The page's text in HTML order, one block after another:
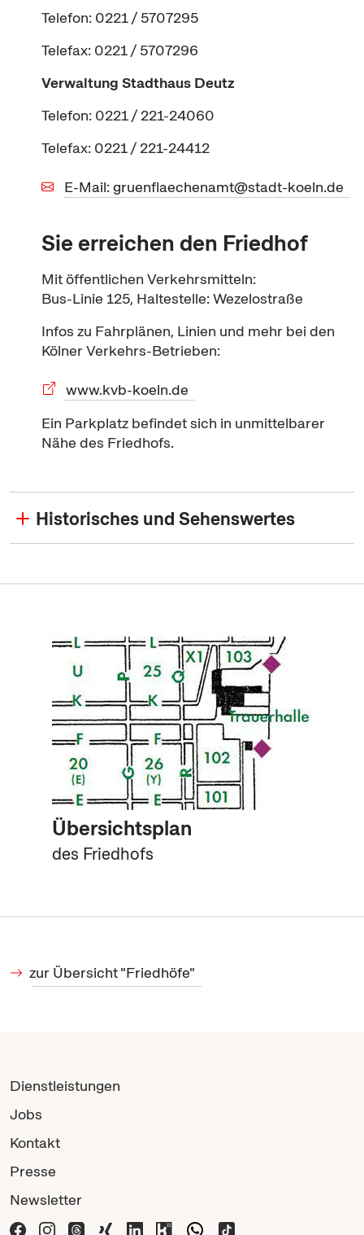
Telefon: 0221 / 5707295
Telefax: 0221 / 5707296
Verwaltung Stadthaus Deutz
Telefon: 0221 / 221-24060
Telefax: 0221 / 221-24412
E-Mail: gruenflaechenamt@stadt-koeln.de
Sie erreichen den Friedhof
Mit öffentlichen Verkehrsmitteln:
Bus-Linie 125, Haltestelle: Wezelostraße
Infos zu Fahrplänen, Linien und mehr bei den
Kölner Verkehrs-Betrieben:
www.kvb-koeln.de
Ein Parkplatz befindet sich in unmittelbarer
Nähe des Friedhofs.
Historisches und Sehenswertes
Übersichtsplan
des Friedhofs
zur Übersicht "Friedhöfe"
Dienstleistungen
Jobs
Kontakt
Presse
Newsletter